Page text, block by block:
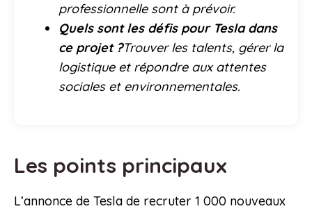
professionnelle sont à prévoir.
Quels sont les défis pour Tesla dans
ce projet ?Trouver les talents, gérer la
logistique et répondre aux attentes
sociales et environnementales.
Les points principaux
L’annonce de Tesla de recruter 1 000 nouveaux